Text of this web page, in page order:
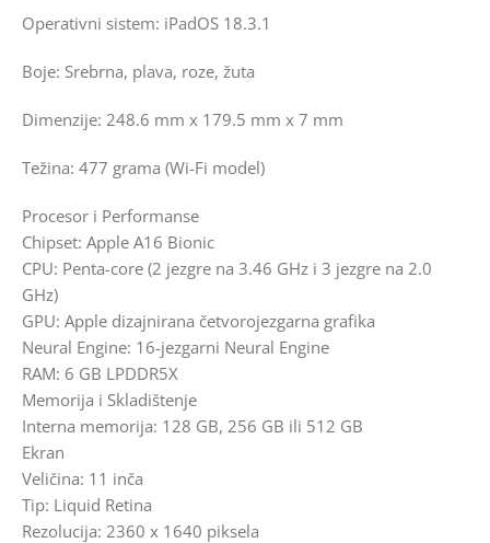
Operativni sistem: iPadOS 18.3.1
Boje: Srebrna, plava, roze, žuta
Dimenzije: 248.6 mm x 179.5 mm x 7 mm
Težina: 477 grama (Wi-Fi model)
Procesor i Performanse
Chipset: Apple A16 Bionic
CPU: Penta-core (2 jezgre na 3.46 GHz i 3 jezgre na 2.0
GHz)
GPU: Apple dizajnirana četvorojezgarna grafika
Neural Engine: 16-jezgarni Neural Engine
RAM: 6 GB LPDDR5X
Memorija i Skladištenje
Interna memorija: 128 GB, 256 GB ili 512 GB
Ekran
Veličina: 11 inča
Tip: Liquid Retina
Rezolucija: 2360 x 1640 piksela